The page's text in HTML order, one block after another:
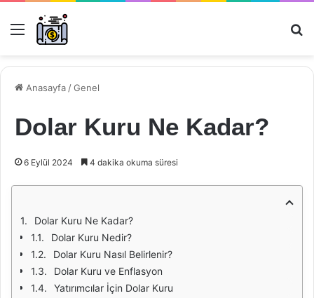
Menü
Anasayfa /Genel
Dolar Kuru Ne Kadar?
6 Eylül 2024 4 dakika okuma süresi
Dolar Kuru Ne Kadar?
Dolar Kuru Nedir?
Dolar Kuru Nasıl Belirlenir?
Dolar Kuru ve Enflasyon
Yatırımcılar İçin Dolar Kuru